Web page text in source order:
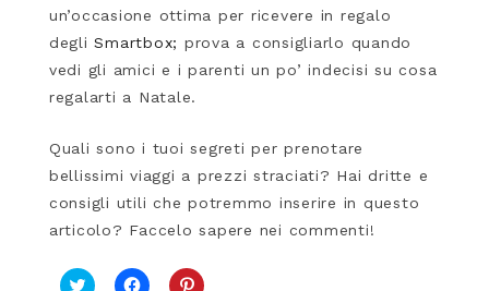
un’occasione ottima per ricevere in regalo
degli Smartbox; prova a consigliarlo quando
vedi gli amici e i parenti un po’ indecisi su cosa
regalarti a Natale.
Quali sono i tuoi segreti per prenotare
bellissimi viaggi a prezzi straciati? Hai dritte e
consigli utili che potremmo inserire in questo
articolo? Faccelo sapere nei commenti!